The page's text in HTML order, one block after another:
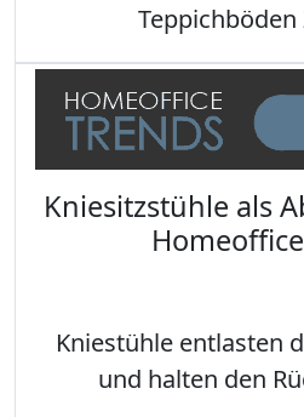
Teppichböden
Kniesitzstühle als
Homeoffice
Kniestühle entlasten
und halten den